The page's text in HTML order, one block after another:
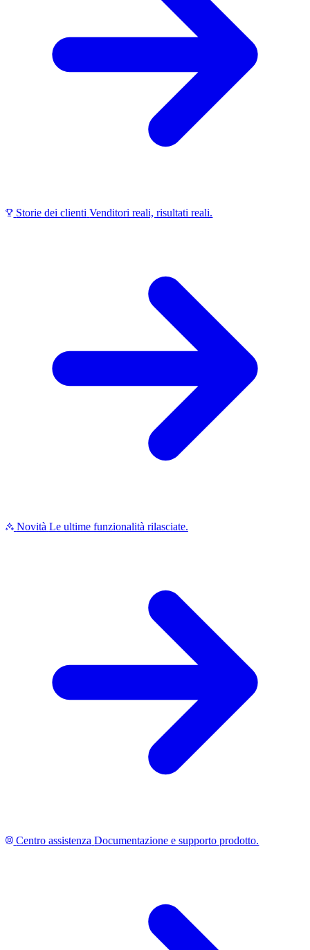
Storie dei clienti Venditori reali, risultati reali.
Novità Le ultime funzionalità rilasciate.
Centro assistenza Documentazione e supporto prodotto.